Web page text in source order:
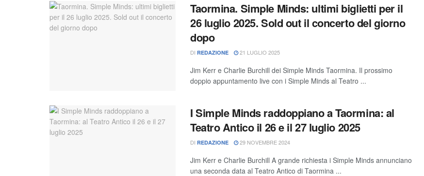
Taormina. Simple Minds: ultimi biglietti per il
26 luglio 2025. Sold out il concerto del giorno
dopo
DI REDAZIONE 21 LUGLIO 2025
Jim Kerr e Charlie Burchill dei Simple Minds Taormina. Il prossimo
doppio appuntamento live con i Simple Minds al Teatro ...
I Simple Minds raddoppiano a Taormina: al
Teatro Antico il 26 e il 27 luglio 2025
DI REDAZIONE 29 NOVEMBRE 2024
Jim Kerr e Charlie Burchill A grande richiesta i Simple Minds annunciano
una seconda data al Teatro Antico di Taormina ...